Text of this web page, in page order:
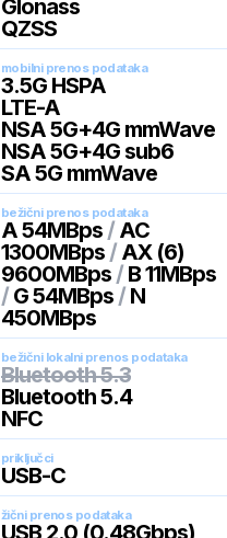
Glonass
QZSS
mobilni prenos podataka
3.5G HSPA
LTE-A
NSA 5G+4G mmWave
NSA 5G+4G sub6
SA 5G mmWave
bežični prenos podataka
A 54MBps / AC
1300MBps / AX (6)
9600MBps / B 11MBps
/ G 54MBps / N
450MBps
bežični lokalni prenos podataka
Bluetooth 5.3
Bluetooth 5.4
NFC
priključci
USB-C
žični prenos podataka
USB 2.0 (0.48Gbps)